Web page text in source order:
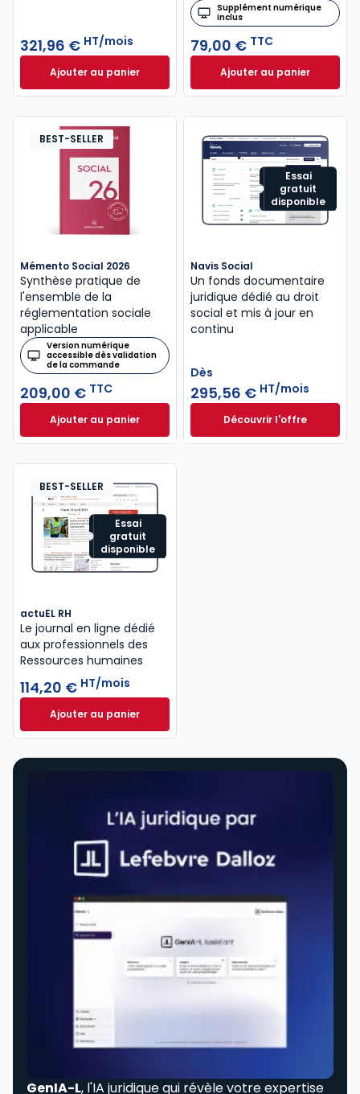
321,96 € HT/mois
Ajouter au panierELnet Social à 321,96 € HT/mois
Supplément numérique
inclus
79,00 € TTC
Ajouter au panier
Code du travail
BEST-SELLER
Mémento Social 2026
Synthèse pratique de
l'ensemble de la
réglementation sociale
applicable
Version numérique
accessible dès validation
de la commande
209,00 € TTC
Ajouter au panierMémento Social 2026 à 209,00 € TTC
Essai
gratuit
disponible
Navis Social
Un fonds documentaire
juridique dédié au droit
social et mis à jour en
continu
Dès
295,56 € HT/mois
Découvrir l'offre
Navis Social à
Dès
Essai
gratuit
disponible
BEST-SELLER
actuEL RH
Le journal en ligne dédié
aux professionnels des
Ressources humaines
114,20 € HT/mois
Ajouter au panieractuEL RH à 114,20 €
GenIA-L, l'IA juridique qui révèle votre expertise